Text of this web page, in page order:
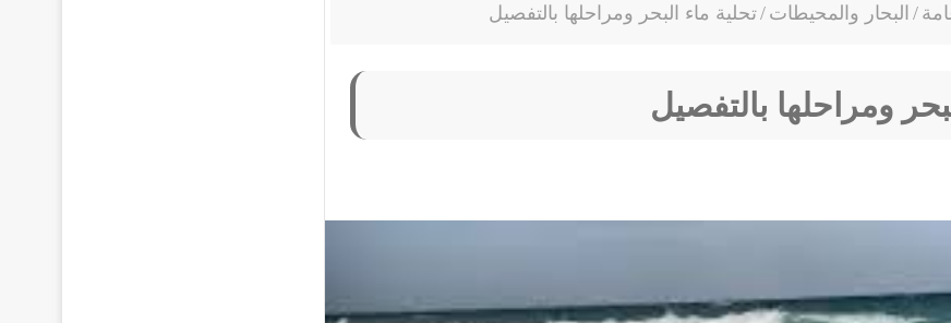
/ البحار والمحيطات /تحلية ماء البحر ومراحلها بالتفصيل
ومراحلها بالتفصيل